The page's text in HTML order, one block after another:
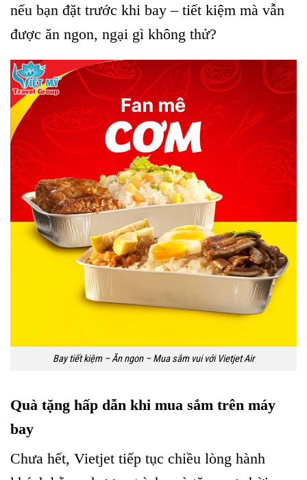
nếu bạn đặt trước khi bay – tiết kiệm mà vẫn
được ăn ngon, ngại gì không thử?
Bay tiết kiệm – Ăn ngon – Mua sắm vui với Vietjet Air
Quà tặng hấp dẫn khi mua sắm trên máy
bay
Chưa hết, Vietjet tiếp tục chiều lòng hành